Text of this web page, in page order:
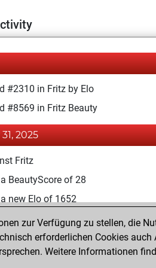
#2310 in Fritz by Elo
#8569 in Fritz Beauty
2025
Fritz
BeautyScore of 28
new Elo of 1652
Fritz account
zur Verfügung zu stellen, die
erforderlichen Cookies
Weitere Informationen